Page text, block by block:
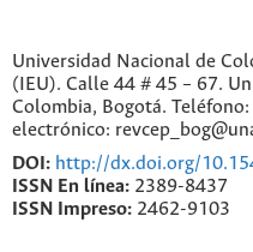
Universidad Nacional de
(IEU). Calle 44 # 45 – 67.
Colombia, Bogotá.
electrónico:
DOI: http://dx.doi.org/
ISSN En línea: 2389-8437
ISSN Impreso: 2462-9103